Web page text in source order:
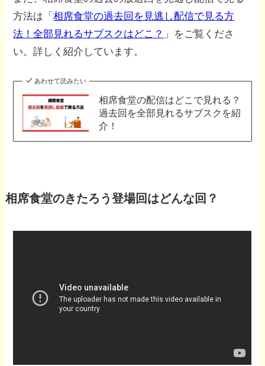
方法は「相席食堂の過去回を見逃し配信で見る方
法！全部見れるサブスクはどこ？ 」をご覧くださ
い。詳しく紹介しています。
あわせて読みたい
相席食堂の配信はどこで見れる？
過去回を全部見れるサブスクを紹
介！
相席食堂のきたろう登場回はどんな回？